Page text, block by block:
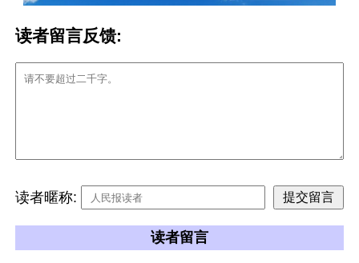
读者留言反馈:
读者暱称:
读者留言